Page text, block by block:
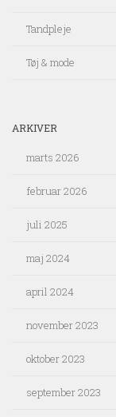
Tandpleje
Tøj & mode
ARKIVER
marts 2026
februar 2026
juli 2025
maj 2024
april 2024
november 2023
oktober 2023
september 2023